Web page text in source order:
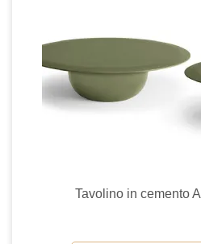
Tavolino in cemento